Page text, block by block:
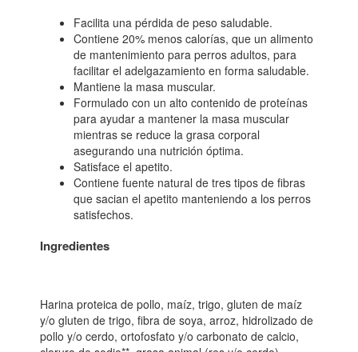
Facilita una pérdida de peso saludable.
Contiene 20% menos calorías, que un alimento
de mantenimiento para perros adultos, para
facilitar el adelgazamiento en forma saludable.
Mantiene la masa muscular.
Formulado con un alto contenido de proteínas
para ayudar a mantener la masa muscular
mientras se reduce la grasa corporal
asegurando una nutrición óptima.
Satisface el apetito.
Contiene fuente natural de tres tipos de fibras
que sacian el apetito manteniendo a los perros
satisfechos.
Ingredientes
Harina proteica de pollo, maíz, trigo, gluten de maíz
y/o gluten de trigo, fibra de soya, arroz, hidrolizado de
pollo y/o cerdo, ortofosfato y/o carbonato de calcio,